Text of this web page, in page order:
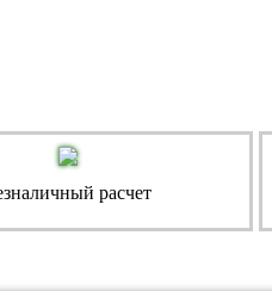
расчет